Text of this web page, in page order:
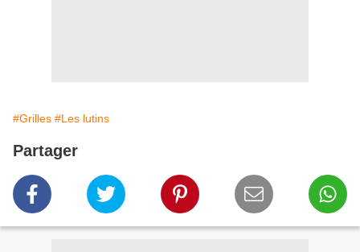
#Grilles #Les lutins
Partager